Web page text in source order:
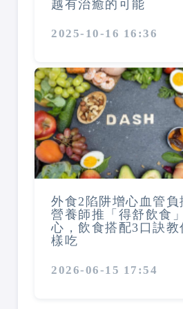
越有治癒的可能
2025-10-16 16:36
外食2陷阱增心血管負
營養師推「得舒飲食
心，飲食搭配3口訣教
樣吃
2026-06-15 17:54